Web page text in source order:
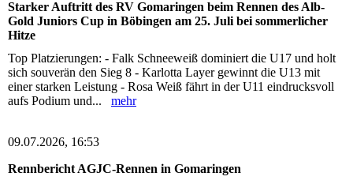
Starker Auftritt des RV Gomaringen beim Rennen des Alb-
Gold Juniors Cup in Böbingen am 25. Juli bei sommerlicher
Hitze
Top Platzierungen: - Falk Schneeweiß dominiert die U17 und holt
sich souverän den Sieg 8 - Karlotta Layer gewinnt die U13 mit
einer starken Leistung - Rosa Weiß fährt in der U11 eindrucksvoll
aufs Podium und... mehr
09.07.2026, 16:53
Rennbericht AGJC-Rennen in Gomaringen